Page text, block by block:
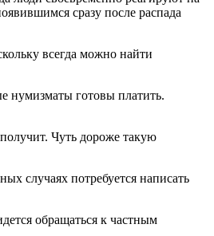
сразу после распада
всегда можно найти
нумизматы готовы платить.
Чуть дороже такую
случаях потребуется написать
обращаться к частным